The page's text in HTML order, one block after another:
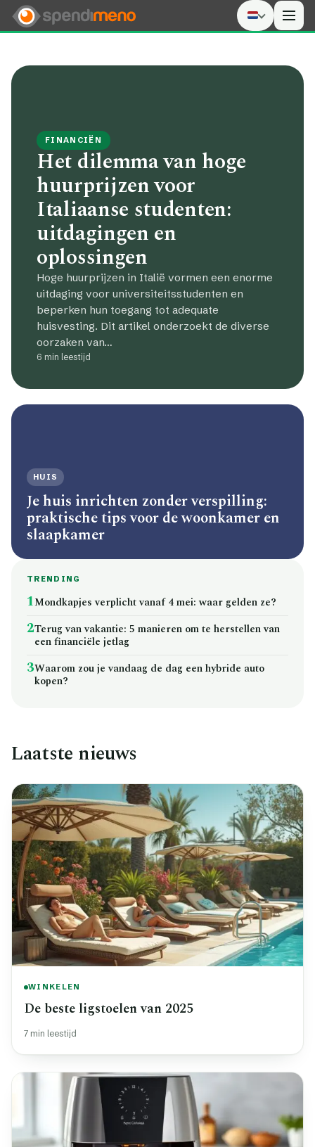
FINANCIËN
Het dilemma van hoge
huurprijzen voor
Italiaanse studenten:
uitdagingen en
oplossingen
Hoge huurprijzen in Italië vormen een enorme
uitdaging voor universiteitsstudenten en
beperken hun toegang tot adequate
huisvesting. Dit artikel onderzoekt de diverse
oorzaken van…
6 min leestijd
HUIS
Je huis inrichten zonder verspilling:
praktische tips voor de woonkamer en
slaapkamer
TRENDING
1Mondkapjes verplicht vanaf 4 mei: waar gelden ze?
2Terug van vakantie: 5 manieren om te herstellen van
een financiële jetlag
3Waarom zou je vandaag de dag een hybride auto
kopen?
Laatste nieuws
WINKELEN
De beste ligstoelen van 2025
7 min leestijd